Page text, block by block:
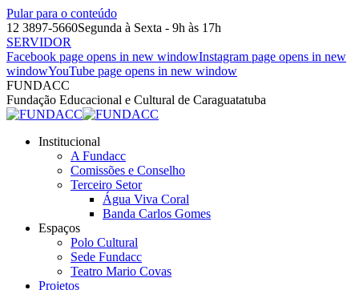
Pular para o conteúdo
12 3897-5660Segunda à Sexta - 9h às 17h
SERVIDOR
Facebook page opens in new windowInstagram page opens in new
windowYouTube page opens in new window
FUNDACC
Fundação Educacional e Cultural de Caraguatatuba
Institucional
A Fundacc
Comissões e Conselho
Terceiro Setor
Água Viva Coral
Banda Carlos Gomes
Espaços
Polo Cultural
Sede Fundacc
Teatro Mario Covas
Projetos